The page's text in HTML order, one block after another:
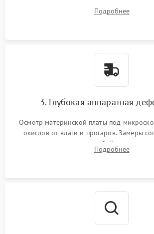
высохшей термопасты с
Подробнее
3. Глубокая аппаратная
Осмотр материнской платы под
окислов от влаги и прогаров. Замеры
дежурных напряжений. Проверка
мультиконтроллера, процессора и
Подробнее